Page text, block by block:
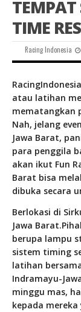
TIME
Racing Indonesia
atau latihan
mematangkan
Nah, jelang
Jawa Barat,
para penggila
akan ikut Fun
Barat bisa
dibuka secara
Berlokasi di
Jawa
berupa lampu
sistem timing
latihan
Indramayu-
minggu mas,
kepada